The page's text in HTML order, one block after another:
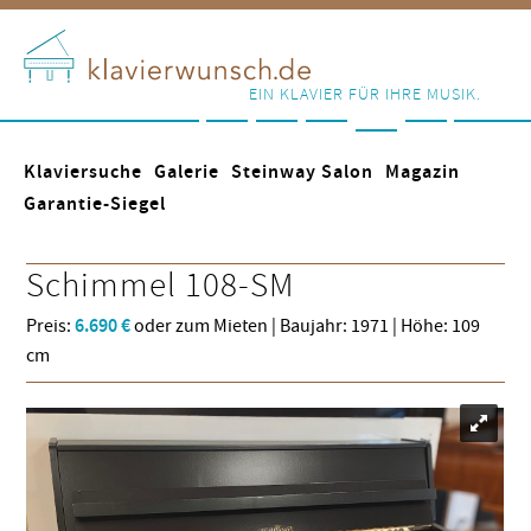
EIN KLAVIER FÜR IHRE MUSIK.
Klaviersuche Galerie Steinway Salon
Magazin
Garantie-Siegel
Schimmel 108-SM
Preis:6.690 €oder zum Mieten | Baujahr: 1971 | Höhe: 109
cm